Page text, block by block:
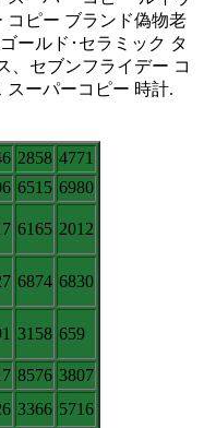
コピー ブランド偽物老
ールド･セラミック タ
、セブンフライデー コ
スーパーコピー 時計.
2858 4771
6515 6980
6165 2012
6874 6830
3158 659
8576 3807
3366 5716